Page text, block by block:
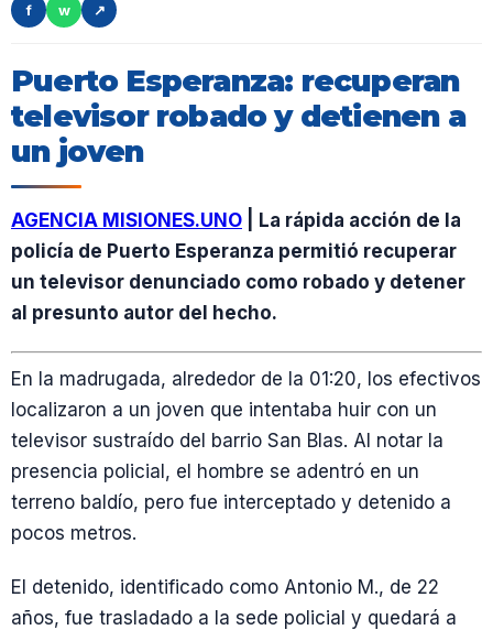
f
w ↗
Puerto Esperanza: recuperan
televisor robado y detienen a
un joven
AGENCIA MISIONES.UNO | La rápida acción de la
policía de Puerto Esperanza permitió recuperar
un televisor denunciado como robado y detener
al presunto autor del hecho.
En la madrugada, alrededor de la 01:20, los efectivos
localizaron a un joven que intentaba huir con un
televisor sustraído del barrio San Blas. Al notar la
presencia policial, el hombre se adentró en un
terreno baldío, pero fue interceptado y detenido a
pocos metros.
El detenido, identificado como Antonio M., de 22
años, fue trasladado a la sede policial y quedará a